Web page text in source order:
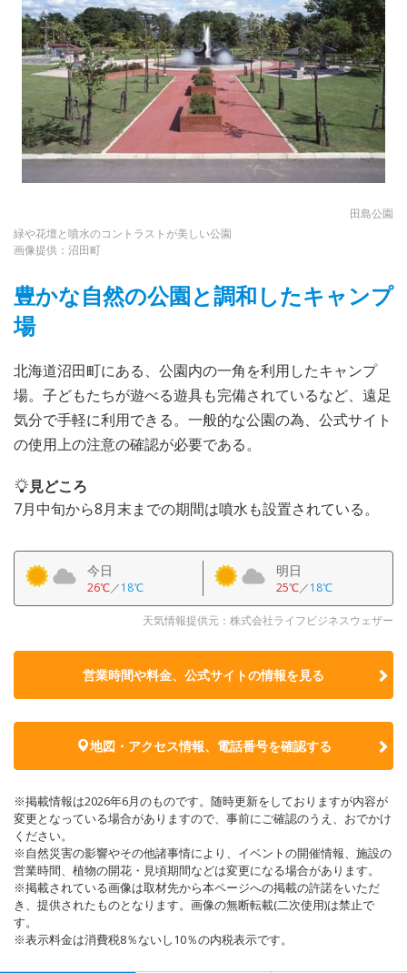
田島公園
緑や花壇と噴水のコントラストが美しい公園
画像提供：沼田町
豊かな自然の公園と調和したキャンプ
場
北海道沼田町にある、公園内の一角を利用したキャンプ
場。子どもたちが遊べる遊具も完備されているなど、遠足
気分で手軽に利用できる。一般的な公園の為、公式サイト
の使用上の注意の確認が必要である。
見どころ
7月中旬から8月末までの期間は噴水も設置されている。
今日
26℃／18℃
明日
25℃／18℃
天気情報提供元：株式会社ライフビジネスウェザー
営業時間や料金、公式サイトの情報を見る
地図・アクセス情報、電話番号を確認する
※掲載情報は2026年6月のものです。随時更新をしておりますが内容が
変更となっている場合がありますので、事前にご確認のうえ、おでかけ
ください。
※自然災害の影響やその他諸事情により、イベントの開催情報、施設の
営業時間、植物の開花・見頃期間などは変更になる場合があります。
※掲載されている画像は取材先から本ページへの掲載の許諾をいただ
き、提供されたものとなります。画像の無断転載(二次使用)は禁止で
す。
※表示料金は消費税8％ないし10％の内税表示です。